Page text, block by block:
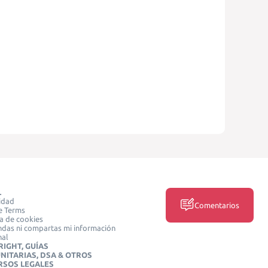
Terms
de cookies
ni compartas mi información
GUÍAS
DSA & OTROS
LEGALES
Comentarios